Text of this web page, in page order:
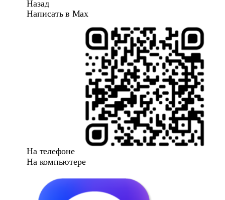
Назад
Написать в Max
На телефоне
На компьютере